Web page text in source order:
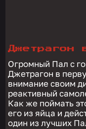
Джетрагон
Огромный Пал с
Джетрагон в
внимание своим
реактивный
Как же поймать
его из яйца и
один из лучших